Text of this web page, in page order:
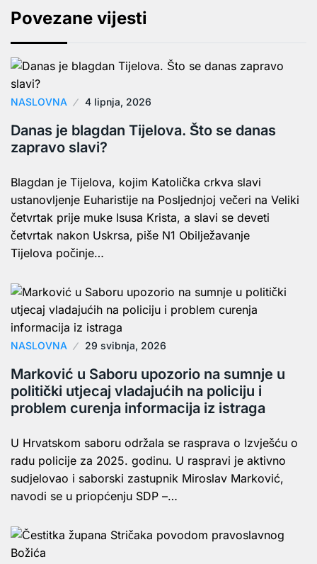
Povezane vijesti
NASLOVNA 4 lipnja, 2026
Danas je blagdan Tijelova. Što se danas
zapravo slavi?
Blagdan je Tijelova, kojim Katolička crkva slavi
ustanovljenje Euharistije na Posljednjoj večeri na Veliki
četvrtak prije muke Isusa Krista, a slavi se deveti
četvrtak nakon Uskrsa, piše N1 Obilježavanje
Tijelova počinje…
NASLOVNA 29 svibnja, 2026
Marković u Saboru upozorio na sumnje u
politički utjecaj vladajućih na policiju i
problem curenja informacija iz istraga
U Hrvatskom saboru održala se rasprava o Izvješću o
radu policije za 2025. godinu. U raspravi je aktivno
sudjelovao i saborski zastupnik Miroslav Marković,
navodi se u priopćenju SDP –…